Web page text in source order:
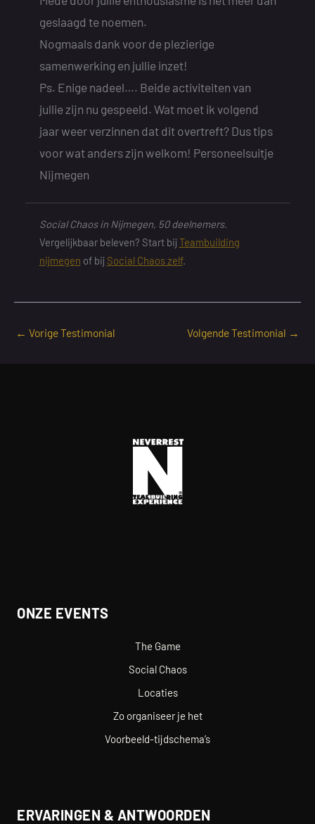
geslaagd te noemen.
Nogmaals dank voor de plezierige
samenwerking en jullie inzet!
Ps. Enige nadeel…. Beide activiteiten van
jullie zijn nu gespeeld. Wat moet ik volgend
jaar weer verzinnen dat dit overtreft? Dus tips
voor wat anders zijn welkom! Personeelsuitje
Nijmegen
Social Chaos in Nijmegen, 50 deelnemers.
Vergelijkbaar beleven? Start bij Teambuilding
nijmegen of bij Social Chaos zelf.
← Vorige Testimonial Volgende Testimonial →
ONZE EVENTS
The Game
Social Chaos
Locaties
Zo organiseer je het
Voorbeeld-tijdschema’s
ERVARINGEN & ANTWOORDEN